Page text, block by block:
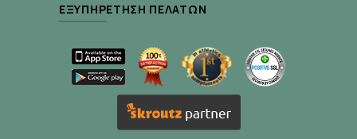
Εκχύλισμα νυχτολούλουδου (Oenothera
Biennis Flower Extract):
Ενδυναμώνει τον προστατευτικό φραγμό.
Εκχύλισμα pueraria (Pueraria Lobata Root
ΕΞΥΠΗΡΈΤΗΣΗ ΠΕΛΑΤΏΝ